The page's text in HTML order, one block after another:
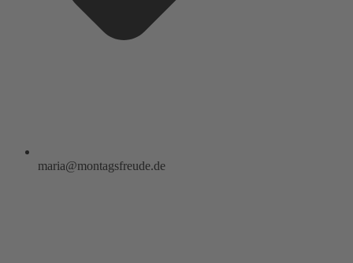
maria@montagsfreude.de